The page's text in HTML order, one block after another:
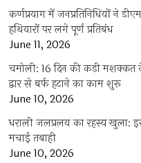
कर्णप्रयाग में जनप्रतिनिधियों ने
हथियारों पर लगे पूर्ण प्रतिबंध
June 11, 2026
चमोली: 16 दिन की कड़ी
द्वार से बर्फ हटाने का काम शुरू
June 10, 2026
धराली जलप्रलय का रहस्य खुला:
मचाई तबाही
June 10, 2026